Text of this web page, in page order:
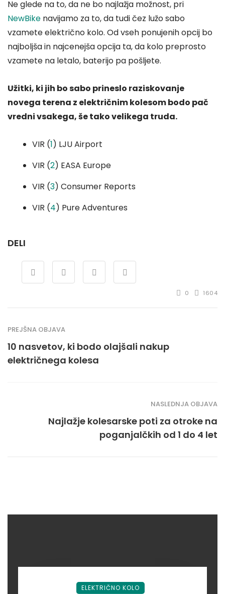
Ne glede na to, da ne bo najlažja možnost, pri
NewBike navijamo za to, da tudi čez lužo sabo
vzamete električno kolo. Od vseh ponujenih opcij bo
najboljša in najcenejša opcija ta, da kolo preprosto
vzamete na letalo, baterijo pa pošljete.
Užitki, ki jih bo sabo prineslo raziskovanje
novega terena z električnim kolesom bodo pač
vredni vsakega, še tako velikega truda.
VIR (1) LJU Airport
VIR (2) EASA Europe
VIR (3) Consumer Reports
VIR (4) Pure Adventures
DELI
0 1604
PREJŠNA OBJAVA
10 nasvetov, ki bodo olajšali nakup
električnega kolesa
NASLEDNJA OBJAVA
Najlažje kolesarske poti za otroke na
poganjalčkih od 1 do 4 let
ELEKTRIČNO KOLO